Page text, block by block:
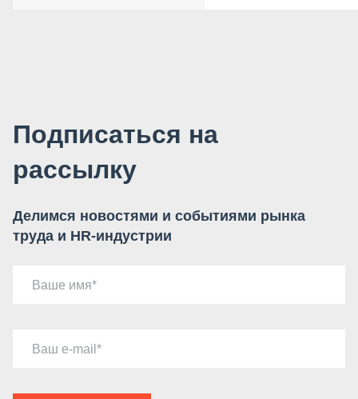
Подписаться на
рассылку
Делимся новостями и событиями рынка
труда и HR-индустрии
Ваше имя
Ваш e-mail